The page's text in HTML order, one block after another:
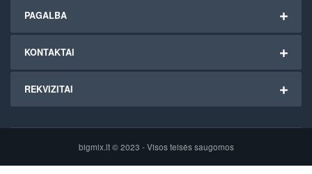
PAGALBA
KONTAKTAI
REKVIZITAI
bigmix.lt © 2023 - Visos teisės saugomos